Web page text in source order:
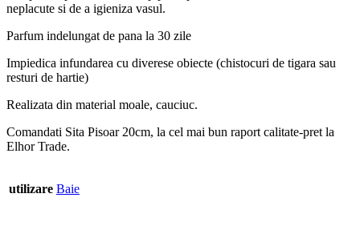
neplacute si de a igieniza vasul.
Parfum indelungat de pana la 30 zile
Impiedica infundarea cu diverese obiecte (chistocuri de tigara sau
resturi de hartie)
Realizata din material moale, cauciuc.
Comandati Sita Pisoar 20cm, la cel mai bun raport calitate-pret la
Elhor Trade.
utilizare Baie